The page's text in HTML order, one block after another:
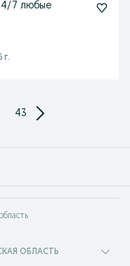
7 любые
г.
43
ОБЛАСТЬ